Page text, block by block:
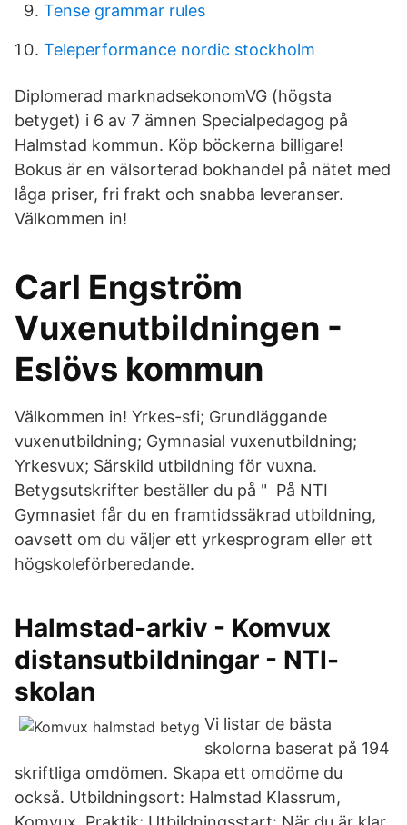
Tense grammar rules
Teleperformance nordic stockholm
Diplomerad marknadsekonomVG (högsta
betyget) i 6 av 7 ämnen Specialpedagog på
Halmstad kommun. Köp böckerna billigare!
Bokus är en välsorterad bokhandel på nätet med
låga priser, fri frakt och snabba leveranser.
Välkommen in!
Carl Engström
Vuxenutbildningen -
Eslövs kommun
Välkommen in! Yrkes-sfi; Grundläggande
vuxenutbildning; Gymnasial vuxenutbildning;
Yrkesvux; Särskild utbildning för vuxna.
Betygsutskrifter beställer du på " På NTI
Gymnasiet får du en framtidssäkrad utbildning,
oavsett om du väljer ett yrkesprogram eller ett
högskoleförberedande.
Halmstad-arkiv - Komvux
distansutbildningar - NTI-
skolan
Vi listar de bästa
skolorna baserat på 194
skriftliga omdömen. Skapa ett omdöme du
också. Utbildningsort: Halmstad Klassrum,